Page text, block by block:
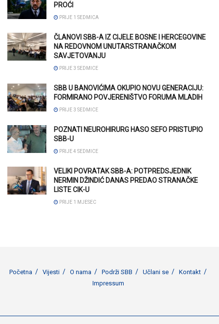
PROĆI
PRIJE 1 SEDMICA
ČLANOVI SBB-A IZ CIJELE BOSNE I HERCEGOVINE
NA REDOVNOM UNUTARSTRANAČKOM
SAVJETOVANJU
PRIJE 3 SEDMICE
SBB U BANOVIĆIMA OKUPIO NOVU GENERACIJU:
FORMIRANO POVJERENIŠTVO FORUMA MLADIH
PRIJE 3 SEDMICE
POZNATI NEUROHIRURG HASO SEFO PRISTUPIO
SBB-U
PRIJE 4 SEDMICE
VELIKI POVRATAK SBB-A: POTPREDSJEDNIK
NERMIN DŽINDIĆ DANAS PREDAO STRANAČKE
LISTE CIK-U
PRIJE 1 MJESEC
Početna Vijesti O nama Podrži SBB Učlani se
Kontakt
Impressum